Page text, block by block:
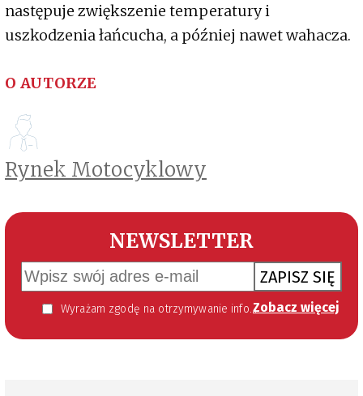
następuje zwiększenie temperatury i
uszkodzenia łańcucha, a później nawet wahacza.
O AUTORZE
Rynek Motocyklowy
NEWSLETTER
ZAPISZ SIĘ
Wyrażam zgodę na otrzymywanie informacji handlowej kierowanej do mnie za pomocą środków komunikacji elektronicznej w szczególności poczty elektronicznej zgodnie z przepisem art. 10 ust 2 ustawy z dnia 18 lipca 2002 roku o świadczeniu usług drogą elektroniczną (Dz. U. 144 z 2002 r. poz. 1204). Zgoda jest dobrowolna, jednak jej wyrażenie jest konieczne, aby otrzymywać newsletter. Zobacz więcej